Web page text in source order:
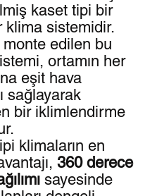
kaset tipi bir
klima sistemidir.
monte edilen bu
ortamın her
eşit hava
sağlayarak
bir iklimlendirme
klimaların en
360 derece
sayesinde